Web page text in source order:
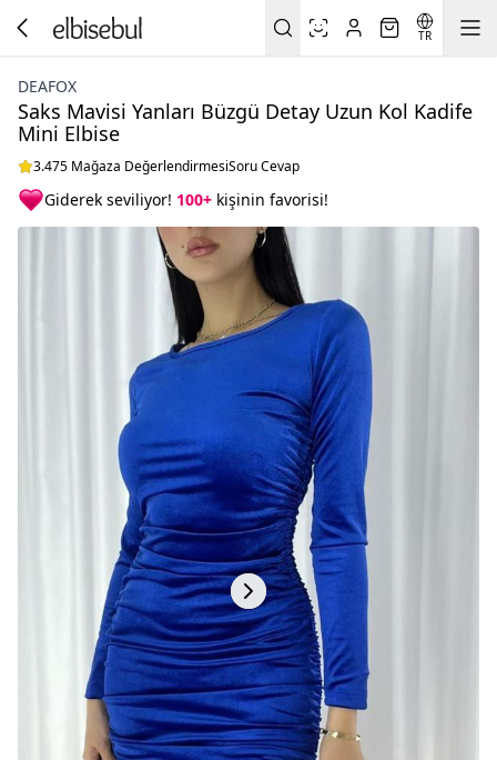
TR
DEAFOX
Saks Mavisi Yanları Büzgü Detay Uzun Kol Kadife
Mini Elbise
3.475 Mağaza DeğerlendirmesiSoru Cevap
Giderek seviliyor! 100+ kişinin favorisi!